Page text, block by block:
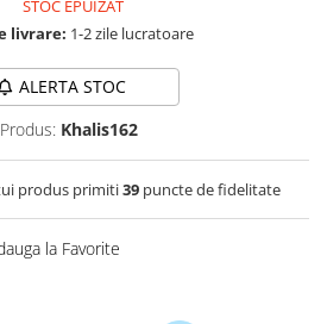
STOC EPUIZAT
livrare: 1-2 zile lucratoare
ALERTA STOC
Khalis162
produs primiti39puncte de fidelitate
la Favorite